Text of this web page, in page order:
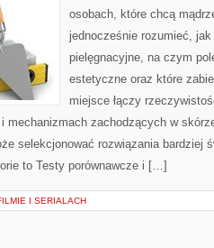
osobach, które chcą
jednocześnie rozumieć, jak
pielęgnacyjne, na czym
estetyczne oraz które
miejsce łączy
mechanizmach zachodzących w
selekcjonować rozwiązania bardziej
to Testy porównawcze i […]
I SERIALACH